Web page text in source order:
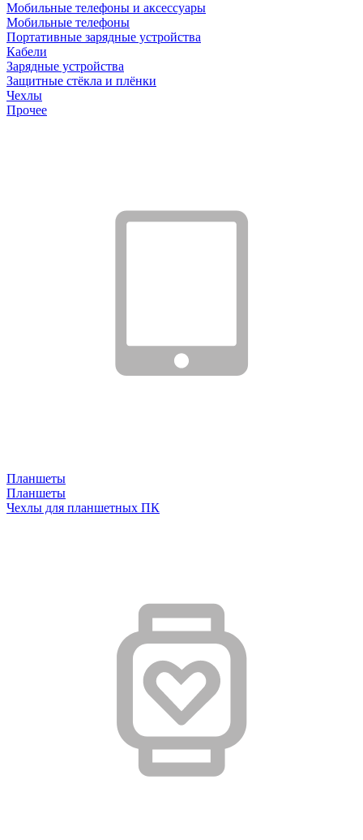
Мобильные телефоны и аксессуары
Мобильные телефоны
Портативные зарядные устройства
Кабели
Зарядные устройства
Защитные стёкла и плёнки
Чехлы
Прочее
Планшеты
Планшеты
Чехлы для планшетных ПК